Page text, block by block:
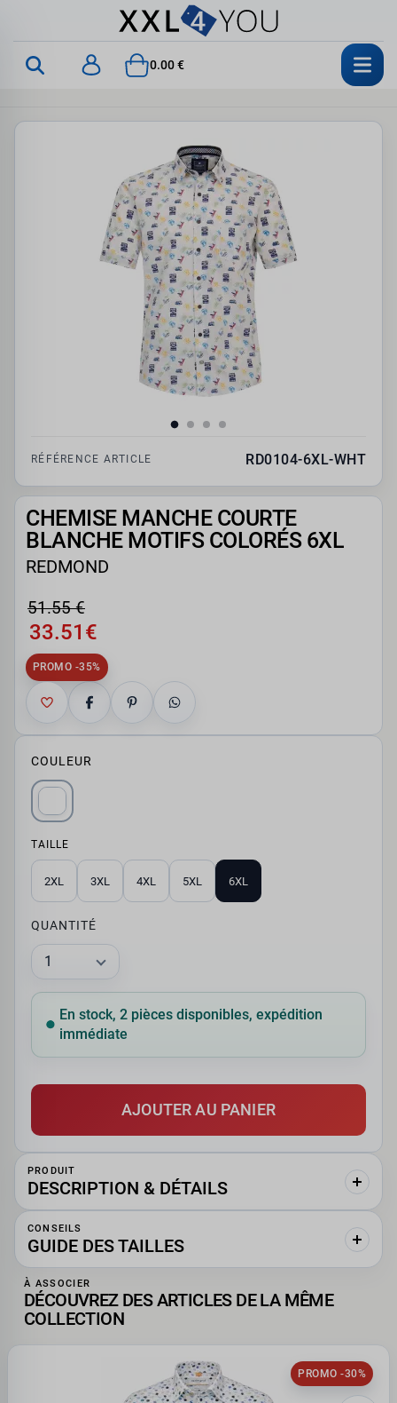
0.00 €
RÉFÉRENCE ARTICLE RD0104-6XL-WHT
CHEMISE MANCHE COURTE
BLANCHE MOTIFS COLORÉS 6XL
REDMOND
51.55 €
33.51€
PROMO -35%
COULEUR
TAILLE
2XL 3XL 4XL 5XL 6XL
QUANTITÉ
En stock, 2 pièces disponibles, expédition
immédiate
AJOUTER AU PANIER
PRODUIT
DESCRIPTION & DÉTAILS
CONSEILS
GUIDE DES TAILLES
À ASSOCIER
DÉCOUVREZ DES ARTICLES DE LA MÊME
COLLECTION
PROMO -30%